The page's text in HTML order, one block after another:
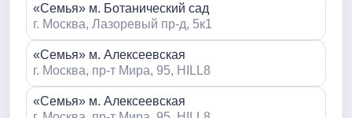
«Семья» м. Ботанический сад
г. Москва, Лазоревый пр-д, 5к1
«Семья» м. Алексеевская
г. Москва, пр-т Мира, 95, HILL8
«Семья» м. Алексеевская